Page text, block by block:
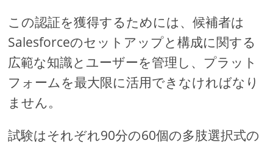
この認証を獲得するためには、候補者は
Salesforceのセットアップと構成に関する
広範な知識とユーザーを管理し、プラット
フォームを最大限に活用できなければなり
ません。
試験はそれぞれ90分の60個の多肢選択式の